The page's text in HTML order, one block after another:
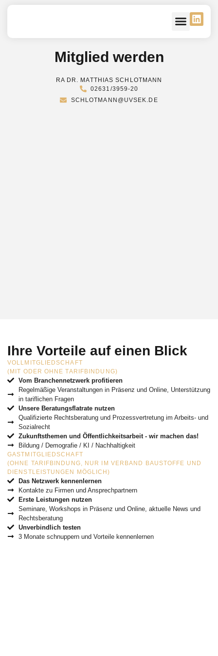
Mitglied werden
RA DR. MATTHIAS SCHLOTMANN
02631/3959-20
SCHLOTMANN@UVSEK.DE
Ihre Vorteile auf einen Blick
VOLLMITGLIEDSCHAFT
(MIT ODER OHNE TARIFBINDUNG)
Vom Branchennetzwerk profitieren
Regelmäßige Veranstaltungen in Präsenz und Online, Unterstützung
in tariflichen Fragen
Unsere Beratungsflatrate nutzen
Qualifizierte Rechtsberatung und Prozessvertretung im Arbeits- und
Sozialrecht
Zukunftsthemen und Öffentlichkeitsarbeit - wir machen das!
Bildung / Demografie / KI / Nachhaltigkeit
GASTMITGLIEDSCHAFT
(OHNE TARIFBINDUNG, NUR IM VERBAND BAUSTOFFE UND
DIENSTLEISTUNGEN MÖGLICH)
Das Netzwerk kennenlernen
Kontakte zu Firmen und Ansprechpartnern
Erste Leistungen nutzen
Seminare, Workshops in Präsenz und Online, aktuelle News und
Rechtsberatung
Unverbindlich testen
3 Monate schnuppern und Vorteile kennenlernen